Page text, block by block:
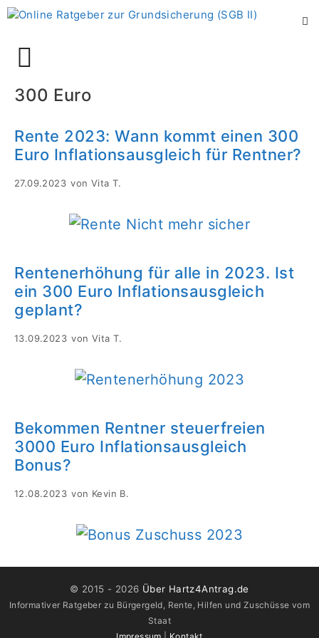
Zum
springen
Menü
300 Euro
Rente 2023: Wann kommt einen 300
Euro Inflationsausgleich für Rentner?
27.09.2023 vonVita T.
Rentenerhöhung für alle in 2023. Ist
ein 300 Euro Inflationsausgleich
geplant?
13.09.2023 vonVita T.
Bekommen Rentner steuerfreien
3000 Euro Inflationsausgleich
Bonus?
12.08.2023 von Kevin B.
© 2015 - 2026 Über Hartz4Antrag.de
Informativer Ratgeber zu Bürgergeld, Rente, Hilfen und Zuschüsse vom
Staat